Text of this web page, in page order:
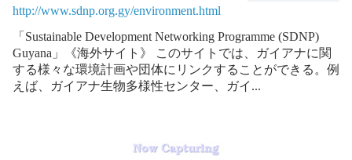
http://www.sdnp.org.gy/environment.html
「Sustainable Development Networking Programme (SDNP)
Guyana」《海外サイト》 このサイトでは、ガイアナに関
する様々な環境計画や団体にリンクすることができる。例
えば、ガイアナ生物多様性センター、ガイ...